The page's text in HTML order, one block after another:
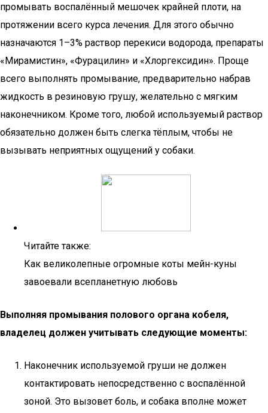
промывать воспалённый мешочек крайней плоти, на
протяжении всего курса лечения. Для этого обычно
назначаются 1–3% раствор перекиси водорода, препараты
«Мирамистин», «Фурацилин» и «Хлоргексидин». Проще
всего выполнять промывание, предварительно набрав
жидкость в резиновую грушу, желательно с мягким
наконечником. Кроме того, любой используемый раствор
обязательно должен быть слегка тёплым, чтобы не
вызывать неприятных ощущений у собаки.
Читайте также:
Как великолепные огромные коты мейн-куны
завоевали всепланетную любовь
Выполняя промывания полового органа кобеля,
владелец должен учитывать следующие моменты:
Наконечник используемой груши не должен
контактировать непосредственно с воспалённой
зоной. Это вызовет боль, и собака вполне может